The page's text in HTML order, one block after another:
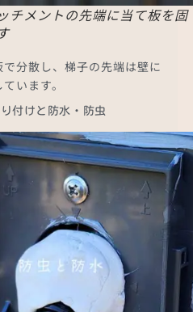
チメントの先端に当て板を固
分散し、梯子の先端は壁に
います。
付けと防水・防虫